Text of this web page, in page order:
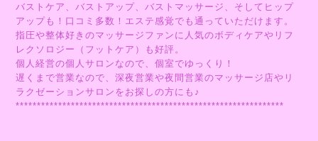
バストケア、バストアップ、バストマッサージ、そしてヒップ
アップも！口コミ多数！エステ感覚でも通っていただけます。
指圧や整体好きのマッサージファンに人気のボディケアやリフ
レクソロジー（フットケア）も好評。
個人経営の個人サロンなので、個室でゆっくり！
遅くまで営業なので、深夜営業や夜間営業のマッサージ店やリ
ラクゼーションサロンをお探しの方にも♪
***************************************************************